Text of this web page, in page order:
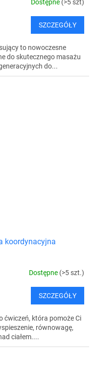
Dostępne (>5 szt)
SZCZEGÓŁY
to nowoczesne
do skutecznego masażu
do...
koordynacyjna
Dostępne (>5 szt.)
SZCZEGÓŁY
ćwiczeń, która pomoże Ci
równowagę,
ciałem....